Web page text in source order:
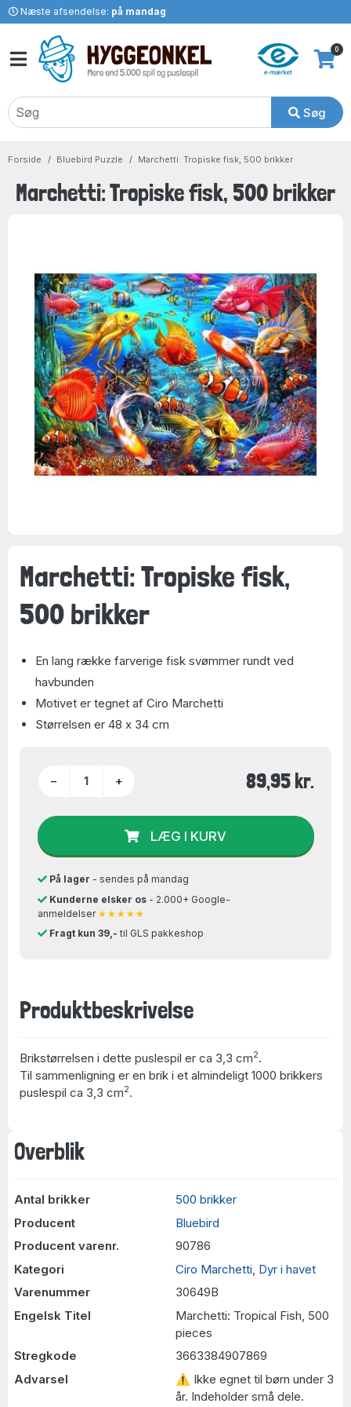
Næste afsendelse: på mandag
Søg
0
Forside Bluebird Puzzle Marchetti: Tropiske fisk, 500 brikker
Marchetti: Tropiske fisk, 500 brikker
Overblik
Antal brikker
500 brikker
Producent
Bluebird
Producent varenr.
90786
Kategori
Ciro Marchetti Dyr i havet
Varenummer
30649B
Engelsk Titel
Marchetti: Tropical Fish, 500
pieces
Stregkode
3663384907869
Advarsel
⚠ Ikke egnet til børn under 3
år. Indeholder små dele.
Marchetti: Tropiske fisk,
500 brikker
En lang række farverige fisk svømmer rundt ved
havbunden
Motivet er tegnet af Ciro Marchetti
Størrelsen er 48 x 34 cm
− + 89,95 kr.
LÆG I KURV
På lager - sendes på mandag
Kunderne elsker os- 2.000+ Google-
anmeldelser ★★★★★
Fragt kun 39,- til GLS pakkeshop
Produktbeskrivelse
Brikstørrelsen i dette puslespil er ca 3,3 cm2.
Til sammenligning er en brik i et almindeligt 1000 brikkers
puslespil ca 3,3 cm2.